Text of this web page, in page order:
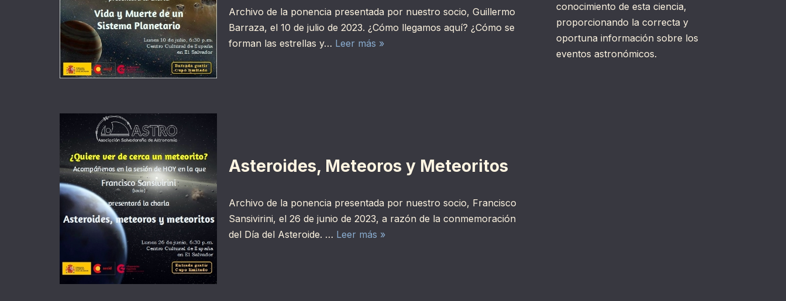
Archivo de la ponencia presentada por nuestro socio, Guillermo
Barraza, el 10 de julio de 2023. ¿Cómo llegamos aquí? ¿Cómo se
forman las estrellas y… Leer más »
Asteroides, Meteoros y Meteoritos
Archivo de la ponencia presentada por nuestro socio, Francisco
Sansivirini, el 26 de junio de 2023, a razón de la conmemoración
del Día del Asteroide. … Leer más »
conocimiento de esta ciencia,
proporcionando la correcta y
oportuna información sobre los
eventos astronómicos.